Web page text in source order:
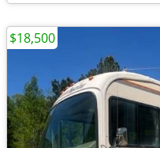
$18,500